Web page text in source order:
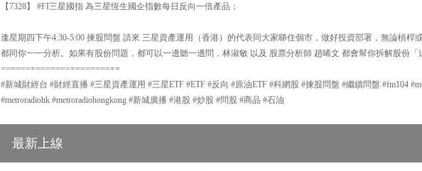
【7328】 #FI三星國指 為三星恆生國企指數每日反向一倍產品；
逢星期四下午4:30-5:00 揀股問盤 請來 三星資產運用（香港）的代表同大家睇住個市，做好投資部署，無論槓桿
都同你一一分析。如果有股份問題，都可以一邊聽一邊問，林淑敏 以及 股票分析師 趙晞文 都會幫你拆解股份「
========================
#新城財經台 #財經直播 #三星資產運用 #三星ETF #ETF #反向 #原油ETF #科網股 #揀股問盤 #繼續問盤 #fm104
#metroradiohk #metroradiohongkong #新城廣播 #港股 #炒股 #問股 #商品 #石油
最新上線